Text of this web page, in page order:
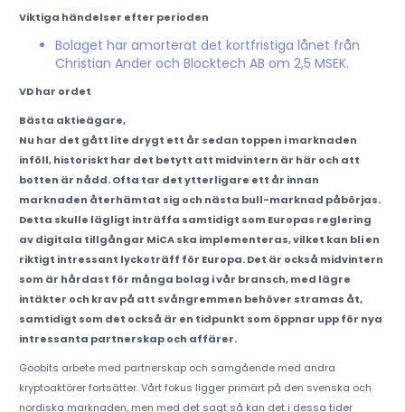
Viktiga händelser efter perioden
Bolaget har amorterat det kortfristiga lånet från
Christian Ander och Blocktech AB om 2,5 MSEK.
VD har ordet
Bästa aktieägare,
Nu har det gått lite drygt ett år sedan toppen i marknaden
inföll, historiskt har det betytt att midvintern är här och att
botten är nådd. Ofta tar det ytterligare ett år innan
marknaden återhämtat sig och nästa bull-marknad påbörjas.
Detta skulle lägligt inträffa samtidigt som Europas reglering
av digitala tillgångar MiCA ska implementeras, vilket kan bli en
riktigt intressant lyckoträff för Europa. Det är också midvintern
som är hårdast för många bolag i vår bransch, med lägre
intäkter och krav på att svångremmen behöver stramas åt,
samtidigt som det också är en tidpunkt som öppnar upp för nya
intressanta partnerskap och affärer.
Goobits arbete med partnerskap och samgående med andra
kryptoaktörer fortsätter. Vårt fokus ligger primärt på den svenska och
nordiska marknaden, men med det sagt så kan det i dessa tider